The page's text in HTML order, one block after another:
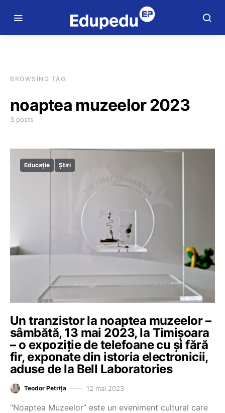
BROWSING TAG
noaptea muzeelor 2023
3 posts
Educație Știri
Un tranzistor la noaptea muzeelor –
sâmbătă, 13 mai 2023, la Timișoara
– o expoziție de telefoane cu și fără
fir, exponate din istoria electronicii,
aduse de la Bell Laboratories
Teodor Petrița 12 mai 2023
“Noaptea Muzeelor” este un eveniment cultural care